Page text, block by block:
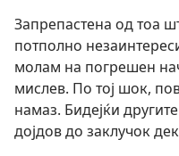
Запрепастена од тоа
потполно
молам на погрешен
мислев. По тој шок,
намаз. Бидејќи
дојдов до заклучок